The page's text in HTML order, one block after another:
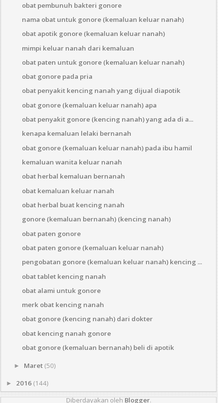
obat pembunuh bakteri gonore
nama obat untuk gonore (kemaluan keluar nanah)
obat apotik gonore (kemaluan keluar nanah)
mimpi keluar nanah dari kemaluan
obat paten untuk gonore (kemaluan keluar nanah)
obat gonore pada pria
obat penyakit kencing nanah yang dijual diapotik
obat gonore (kemaluan keluar nanah) apa
obat penyakit gonore (kencing nanah) yang ada di a...
kenapa kemaluan lelaki bernanah
obat gonore (kemaluan keluar nanah) pada ibu hamil
kemaluan wanita keluar nanah
obat herbal kemaluan bernanah
obat kemaluan keluar nanah
obat herbal buat kencing nanah
gonore (kemaluan bernanah) (kencing nanah)
obat paten gonore
obat paten gonore (kemaluan keluar nanah)
pengobatan gonore (kemaluan keluar nanah) kencing ...
obat tablet kencing nanah
obat alami untuk gonore
merk obat kencing nanah
obat gonore (kencing nanah) dari dokter
obat kencing nanah gonore
obat gonore (kemaluan bernanah) beli di apotik
► Maret (50)
► 2016 (144)
Diberdayakan olehBlogger.